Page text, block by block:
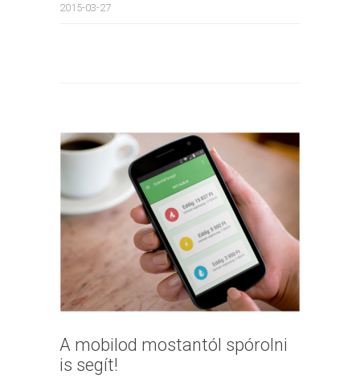
2015-03-27
A mobilod mostantól spórolni
is segít!